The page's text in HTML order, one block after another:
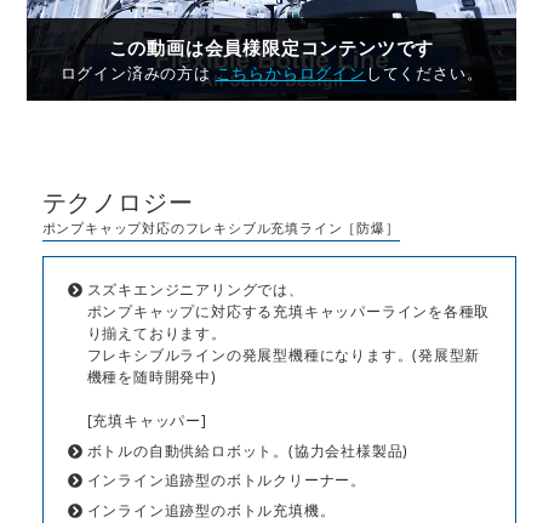
この動画は会員様限定コンテンツです
ログイン済みの方はこちらからログインしてください。
テクノロジー
ポンプキャップ対応のフレキシブル充填ライン［防爆］
スズキエンジニアリングでは、
ポンプキャップに対応する充填キャッパーラインを各種取
り揃えております。
フレキシブルラインの発展型機種になります。(発展型新
機種を随時開発中)
[充填キャッパー]
ボトルの自動供給ロボット。(協力会社様製品)
インライン追跡型のボトルクリーナー。
インライン追跡型のボトル充填機。